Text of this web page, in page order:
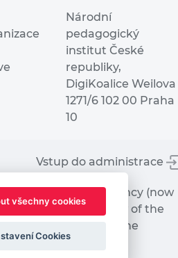
Národní
pedagogický
institut České
republiky,
DigiKoalice Weilova
1271/6 102 00 Praha
10
Vstup do administrace
Executive Agency (now
not represent the view of the
may be made of the
všechny cookies
Cookies